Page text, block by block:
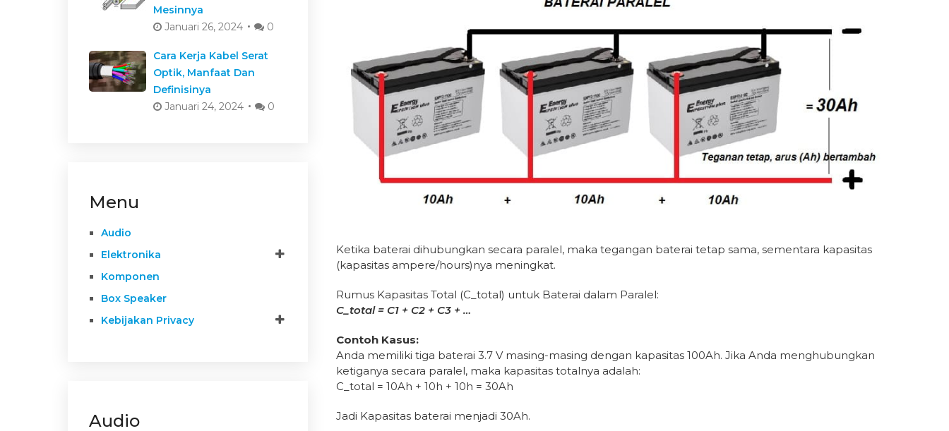
Ketika baterai dihubungkan secara paralel, maka tegangan baterai tetap sama, sementara kapasitas
(kapasitas ampere/hours)nya meningkat.
Rumus Kapasitas Total (C_total) untuk Baterai dalam Paralel:
C_total = C1 + C2 + C3 + …
Contoh Kasus:
Anda memiliki tiga baterai 3.7 V masing-masing dengan kapasitas 100Ah. Jika Anda menghubungkan
ketiganya secara paralel, maka kapasitas totalnya adalah:
C_total = 10Ah + 10h + 10h = 30Ah
Jadi Kapasitas baterai menjadi 30Ah.
Mesinnya
Januari 26, 2024
0
Cara Kerja Kabel Serat
Optik, Manfaat Dan
Definisinya
Januari 24, 2024
0
Menu
Audio
Elektronika
Komponen
Box Speaker
Kebijakan Privacy
Audio